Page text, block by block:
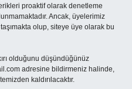
proaktif olarak denetleme
Ancak, üyelerimiz
olup, siteye üye olarak bu
olduğunu düşündüğünüz
adresine bildirmeniz halinde,
kaldırılacaktır.